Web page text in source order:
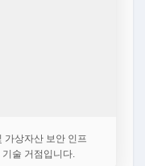
가상자산 보안 인프
기술 거점입니다.